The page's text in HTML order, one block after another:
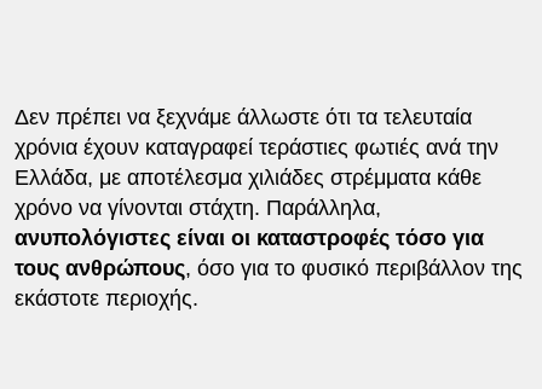
Δεν πρέπει να ξεχνάμε άλλωστε ότι τα τελευταία
χρόνια έχουν καταγραφεί τεράστιες φωτιές ανά την
Ελλάδα, με αποτέλεσμα χιλιάδες στρέμματα κάθε
χρόνο να γίνονται στάχτη. Παράλληλα,
ανυπολόγιστες είναι οι καταστροφές τόσο για
τους ανθρώπους, όσο για το φυσικό περιβάλλον της
εκάστοτε περιοχής.